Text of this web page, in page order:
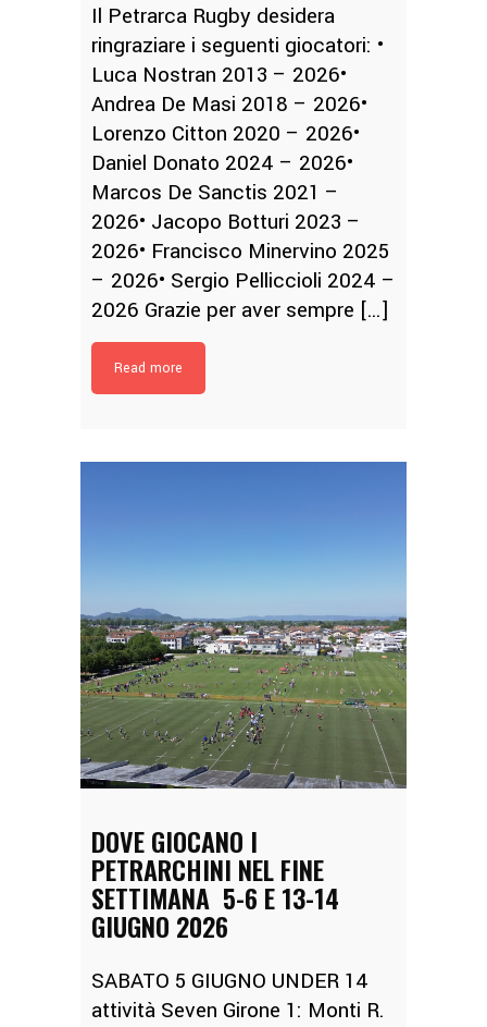
Il Petrarca Rugby desidera
ringraziare i seguenti giocatori: •
Luca Nostran 2013 – 2026•
Andrea De Masi 2018 – 2026•
Lorenzo Citton 2020 – 2026•
Daniel Donato 2024 – 2026•
Marcos De Sanctis 2021 –
2026• Jacopo Botturi 2023 –
2026• Francisco Minervino 2025
– 2026• Sergio Pelliccioli 2024 –
2026 Grazie per aver sempre […]
Read more
DOVE GIOCANO I
PETRARCHINI NEL FINE
SETTIMANA 5-6 E 13-14
GIUGNO 2026
SABATO 5 GIUGNO UNDER 14
attività Seven Girone 1: Monti R.